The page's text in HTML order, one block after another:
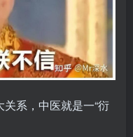
系，中医就是一“衍